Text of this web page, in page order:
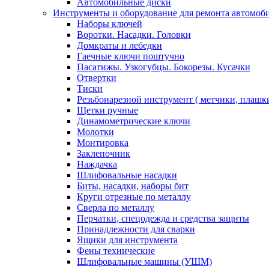
Автомобильные диски
Инструменты и оборудование для ремонта
Наборы ключей
Воротки. Насадки. Головки
Домкраты и лебедки
Гаечные ключи поштучно
Пасатижы. Узкогубцы. Бокорезы. Кусачки
Отвертки
Тиски
Резьбонарезной инструмент ( метчики,
Щетки ручные
Динамометрические ключи
Молотки
Монтировка
Заклепочник
Наждачка
Шлифовальные насадки
Биты, насадки, наборы бит
Круги отрезные по металлу
Сверла по металлу
Перчатки, спецодежда и средства защиты
Принадлежности для сварки
Ящики для инструмента
Фены технические
Шлифовальные машины (УШМ)